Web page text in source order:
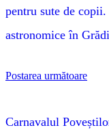
pentru sute de
astronomice în
Postarea următoare
Carnavalul